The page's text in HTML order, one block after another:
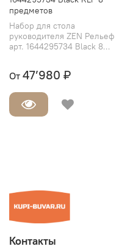
предметов
Набор для стола
руководителя ZEN Рельеф
арт. 1644295734 Black 8...
От 47’980 ₽
Контакты